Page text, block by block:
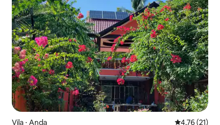
Vila ⋅ Anda 4,76 de uma
4,76 (21)